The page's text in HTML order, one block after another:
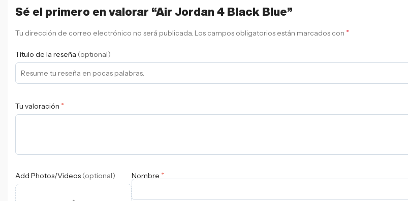
Sé el primero en valorar “Air Jordan 4 Black Blue”
Tu dirección de correo electrónico no será publicada. Los campos obligatorios están marcados con *
Título de la reseña (optional)
Tu valoración *
Add Photos/Videos (optional) Nombre *